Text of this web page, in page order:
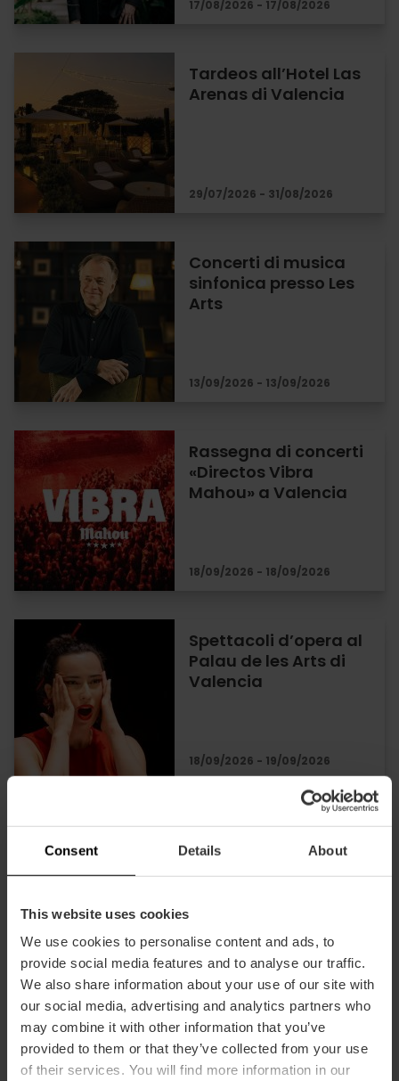
Consent Details About
This website uses cookies
We use cookies to personalise content and ads, to
provide social media features and to analyse our traffic.
We also share information about your use of our site with
our social media, advertising and analytics partners who
may combine it with other information that you’ve
provided to them or that they’ve collected from your use
of their services. You will find more information in our
17/08/2026 - 17/08/2026
Tardeos all’Hotel Las
Arenas di Valencia
29/07/2026 - 31/08/2026
Concerti di musica
sinfonica presso Les
Arts
13/09/2026 - 13/09/2026
Rassegna di concerti
«Directos Vibra
Mahou» a Valencia
18/09/2026 - 18/09/2026
Spettacoli d’opera al
Palau de les Arts di
Valencia
18/09/2026 - 19/09/2026
Serata rememeber
presso il Parque de
19/09/2026 - 19/09/2026
Concerti e spettacoli
di Ars Magna a
València